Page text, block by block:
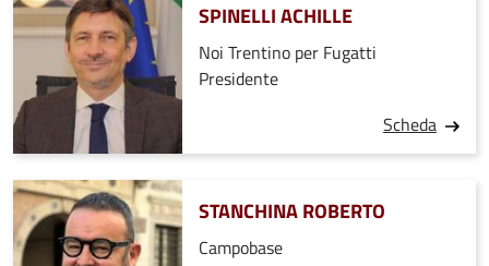
SPINELLI ACHILLE
Noi Trentino per Fugatti
Presidente
Scheda
STANCHINA ROBERTO
Campobase